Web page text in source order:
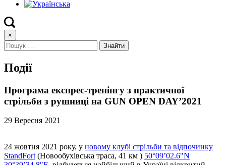
×
Події
Програма експрес-тренінгу з практичної
стрільби з рушниці на GUN OPEN DAY’2021
29 Вересня 2021
24 жовтня 2021 року, у новому клубі стрільби та відпочинку
StandFort (Новообухівська траса, 41 км ) 50°09’02.6″N